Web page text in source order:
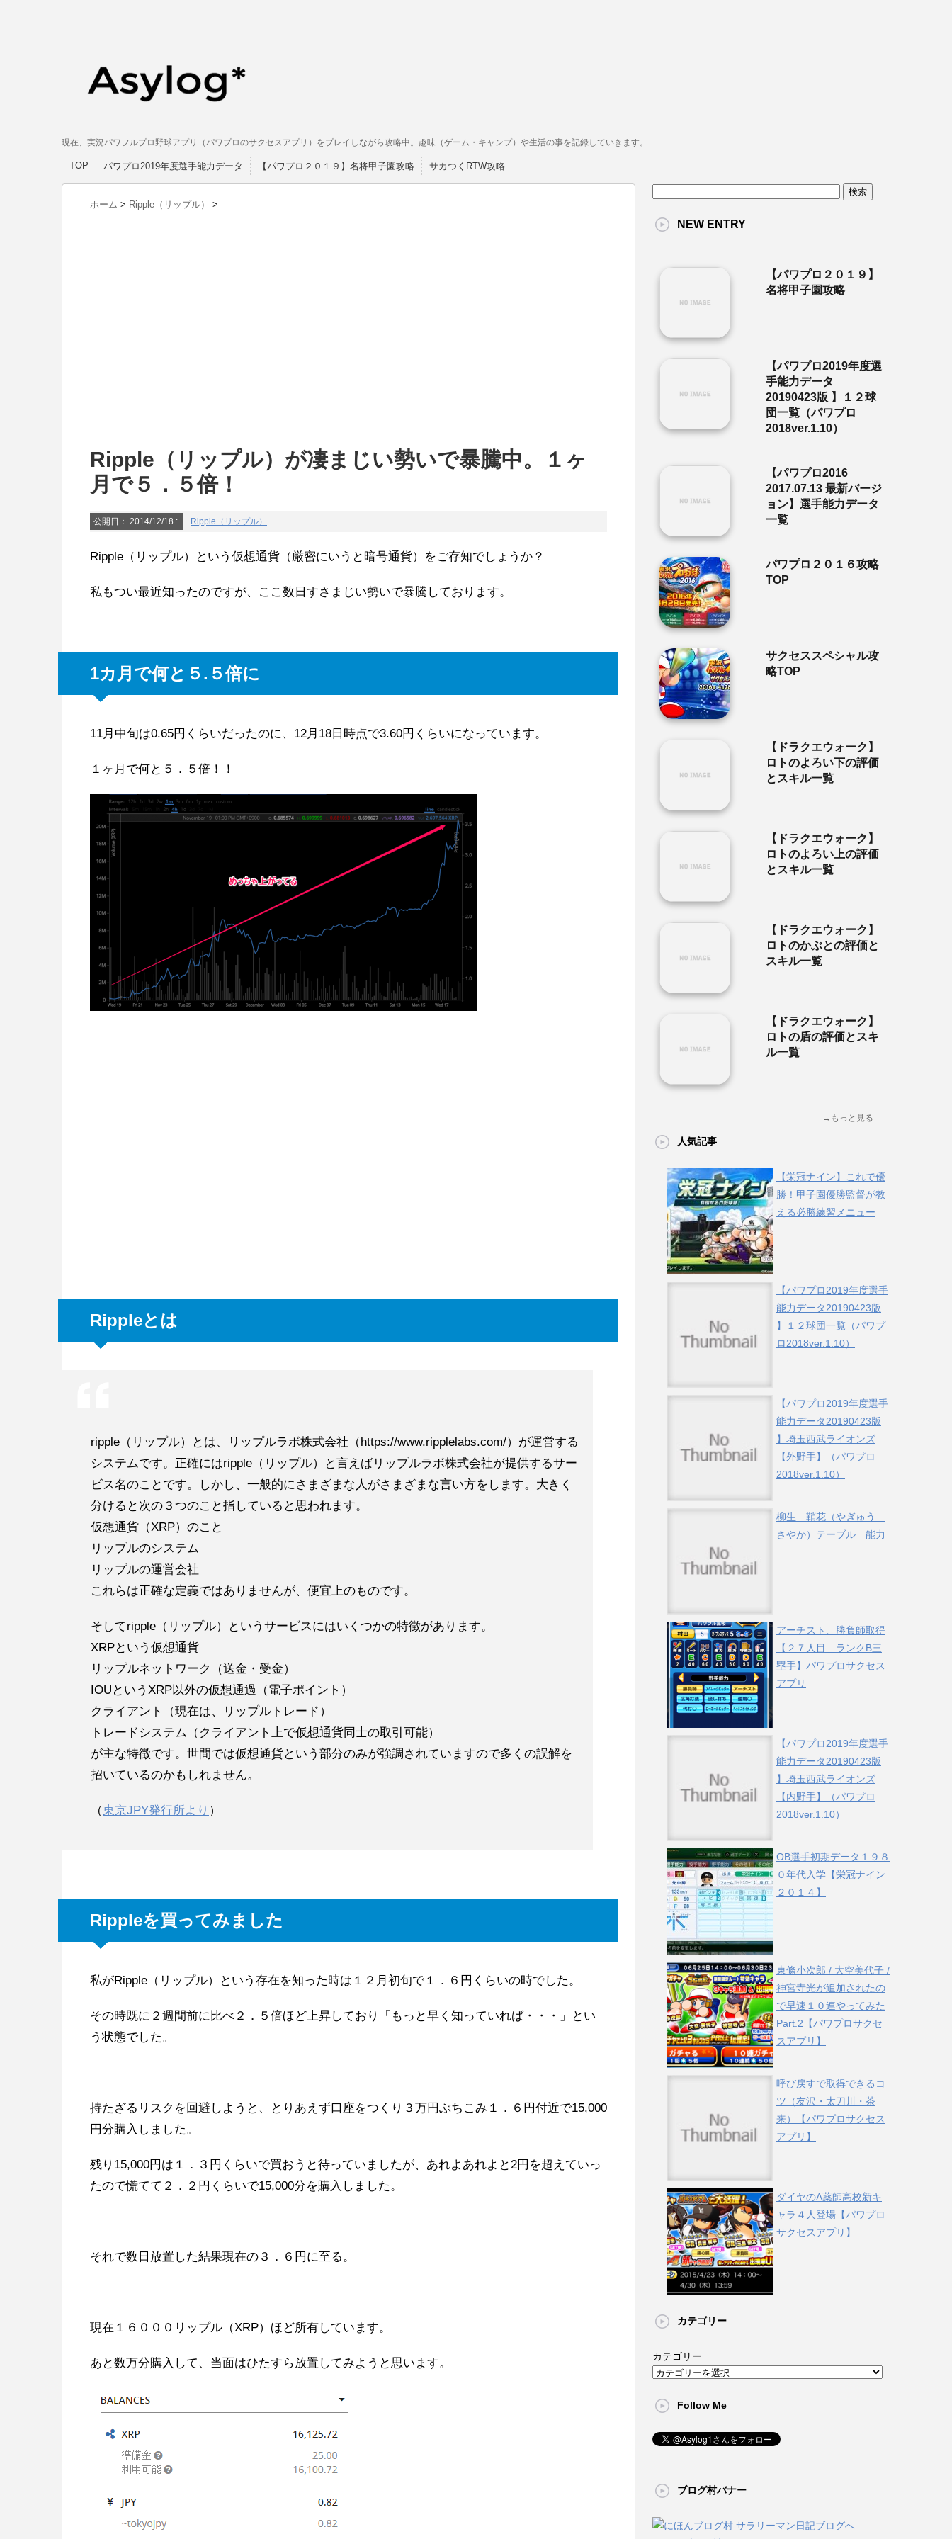
現在、実況パワフルプロ野球アプリ（パワプロのサクセスアプリ）をプレイしながら攻略中。趣味（ゲーム・キャンプ）や生活の事を記録していきます。
TOP パワプロ2019年度選手能力データ 【パワプロ２０１９】名将甲子園攻略 サカつくRTW攻略
ホーム > Ripple（リップル） >
Ripple（リップル）が凄まじい勢いで暴騰中。１ヶ
月で５．５倍！
公開日： 2014/12/18 : Ripple（リップル）
Ripple（リップル）という仮想通貨（厳密にいうと暗号通貨）をご存知でしょうか？
私もつい最近知ったのですが、ここ数日すさまじい勢いで暴騰しております。
1カ月で何と５.５倍に
11月中旬は0.65円くらいだったのに、12月18日時点で3.60円くらいになっています。
１ヶ月で何と５．５倍！！
Rippleとは
ripple（リップル）とは、リップルラボ株式会社（https://www.ripplelabs.com/）が運営する
システムです。正確にはripple（リップル）と言えばリップルラボ株式会社が提供するサー
ビス名のことです。しかし、一般的にさまざまな人がさまざまな言い方をします。大きく
分けると次の３つのこと指していると思われます。
仮想通貨（XRP）のこと
リップルのシステム
リップルの運営会社
これらは正確な定義ではありませんが、便宜上のものです。
そしてripple（リップル）というサービスにはいくつかの特徴があります。
XRPという仮想通貨
リップルネットワーク（送金・受金）
IOUというXRP以外の仮想通過（電子ポイント）
クライアント（現在は、リップルトレード）
トレードシステム（クライアント上で仮想通貨同士の取引可能）
が主な特徴です。世間では仮想通貨という部分のみが強調されていますので多くの誤解を
招いているのかもしれません。
（東京JPY発行所より ）
Rippleを買ってみました
私がRipple（リップル）という存在を知った時は１２月初旬で１．６円くらいの時でした。
その時既に２週間前に比べ２．５倍ほど上昇しており「もっと早く知っていれば・・・」とい
う状態でした。
持たざるリスクを回避しようと、とりあえず口座をつくり３万円ぶちこみ１．６円付近で15,000
円分購入しました。
残り15,000円は１．３円くらいで買おうと待っていましたが、あれよあれよと2円を超えていっ
たので慌てて２．２円くらいで15,000分を購入しました。
それで数日放置した結果現在の３．６円に至る。
現在１６０００リップル（XRP）ほど所有しています。
あと数万分購入して、当面はひたすら放置してみようと思います。
NEW ENTRY
【パワプロ２０１９】
名将甲子園攻略
【パワプロ2019年度選
手能力データ
20190423版 】１２球
団一覧（パワプロ
2018ver.1.10）
【パワプロ2016
2017.07.13 最新バージ
ョン】選手能力データ
一覧
パワプロ２０１６攻略
TOP
サクセススペシャル攻
略TOP
【ドラクエウォーク】
ロトのよろい下の評価
とスキル一覧
【ドラクエウォーク】
ロトのよろい上の評価
とスキル一覧
【ドラクエウォーク】
ロトのかぶとの評価と
スキル一覧
【ドラクエウォーク】
ロトの盾の評価とスキ
ル一覧
→もっと見る
人気記事
【栄冠ナイン】これで優
勝！甲子園優勝監督が教
える必勝練習メニュー
【パワプロ2019年度選手
能力データ20190423版
】１２球団一覧（パワプ
ロ2018ver.1.10）
【パワプロ2019年度選手
能力データ20190423版
】埼玉西武ライオンズ
【外野手】（パワプロ
2018ver.1.10）
柳生 鞘花（やぎゅう
さやか）テーブル 能力
アーチスト、勝負師取得
【２７人目 ランクB三
塁手】パワプロサクセス
アプリ
【パワプロ2019年度選手
能力データ20190423版
】埼玉西武ライオンズ
【内野手】（パワプロ
2018ver.1.10）
OB選手初期データ１９８
０年代入学【栄冠ナイン
２０１４】
東條小次郎 / 大空美代子 /
神宮寺光が追加されたの
で早速１０連やってみた
Part.2【パワプロサクセ
スアプリ】
呼び戻すで取得できるコ
ツ（友沢・太刀川・茶
来）【パワプロサクセス
アプリ】
ダイヤのA薬師高校新キ
ャラ４人登場【パワプロ
サクセスアプリ】
カテゴリー
カテゴリー
Follow Me
ブログ村バナー